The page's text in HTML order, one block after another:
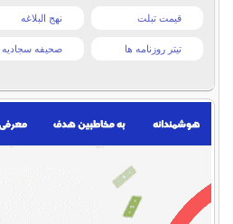
قیمت تبلت نهج البلاغه
تیتر روزنامه ها صحیفه سجادیه